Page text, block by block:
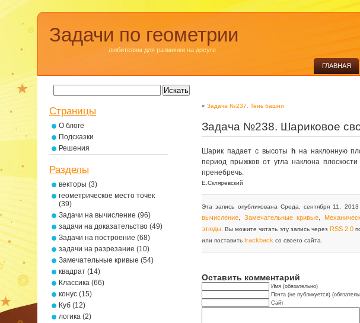
Задачи по геометрии
любителям для разминки на досуге
ГЛАВНАЯ
« Задача №237. Тень башни
Задача №238. Шариковое
Шарик падает с высоты hна наклонную
период прыжков от угла наклона
пренебречь.
Е.Скляревский
Эта запись опубликована Среда, сентября 11,
вычисление
Замечательные кривые
этюды . Вы можите читать эту запись через RSS 2.0
или поставить trackback со своего сайта.
Оставить комментарий
Имя (обязательно)
Почта (не публикуется)
Сайт
Страницы
О блоге
Подсказки
Решения
Разделы
векторы (3)
геометрическое место точек
(39)
Задачи на вычисление (96)
задачи на доказательство (49)
Задачи на построение (68)
задачи на разрезание (10)
Замечательные кривые (54)
квадрат (14)
Классика (66)
конус (15)
Куб (12)
логика (2)